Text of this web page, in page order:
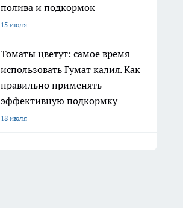
полива и подкормок
15 июля
Томаты цветут: самое время
использовать Гумат калия. Как
правильно применять
эффективную подкормку
18 июля